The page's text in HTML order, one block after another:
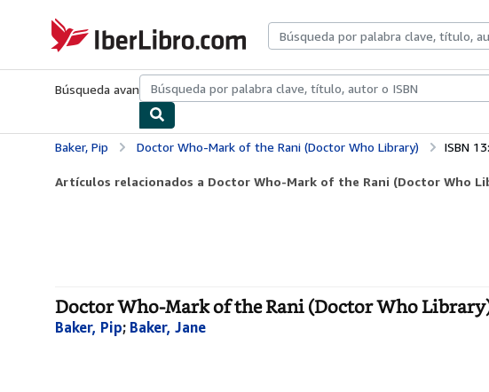
IberLibro.com
Búsqueda avanzadaColecciones Libros antiguosArte y coleccionismo
Baker, Pip Doctor Who-Mark of the Rani (Doctor Who Library) ISBN
Artículos relacionados a Doctor Who-Mark of the Rani (Doctor Who
Doctor Who-Mark of the Rani (Doctor Who
Baker, Pip; Baker, Jane